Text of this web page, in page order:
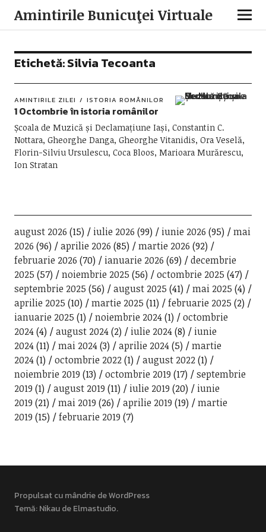
Amintirile Bunicuţei Virtuale
Etichetă:Silvia Tecoanta
AMINTIRILE ZILEI ISTORIA ROMÂNILOR
1 Octombrie în istoria românilor
Școala de Muzică și Declamațiune Iași, Constantin C.
Nottara, Gheorghe Danga, Gheorghe Vitanidis, Ora Veselă,
Florin-Silviu Ursulescu, Coca Bloos, Marioara Murărescu,
Ion Stratan
august 2026 (15) iulie 2026 (99) iunie 2026 (95)
mai
2026 (96) aprilie 2026 (85) martie 2026 (92)
februarie 2026 (70) ianuarie 2026 (69)
decembrie
2025 (57) noiembrie 2025 (56) octombrie 2025 (47)
septembrie 2025 (56) august 2025 (41) mai 2025 (4)
aprilie 2025 (10) martie 2025 (11) februarie 2025 (2)
ianuarie 2025 (1) noiembrie 2024(1)
octombrie
2024(4) august 2024(2) iulie 2024(8)
iunie
2024(11) mai 2024(3) aprilie 2024(5)
martie
2024(1) octombrie 2022(1) august 2022(1)
noiembrie 2019 (13) octombrie 2019 (17)
septembrie
2019 (1) august 2019 (11) iulie 2019 (20)
iunie
2019 (21) mai 2019 (26) aprilie 2019 (19)
martie
2019 (15) februarie 2019 (7)
Propulsat cu mândrie de WordPress
Temă: Nikau deElmastudio.